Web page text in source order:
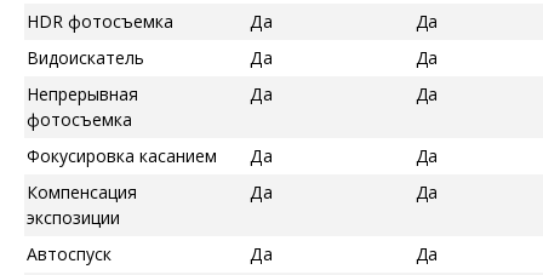
HDR фотосъемка Да
Да
Видоискатель
Да
Да
Непрерывная
фотосъемка
Да Да
Фокусировка касанием Да
Да
Компенсация
экспозиции
Да Да
Автоспуск Да
Да